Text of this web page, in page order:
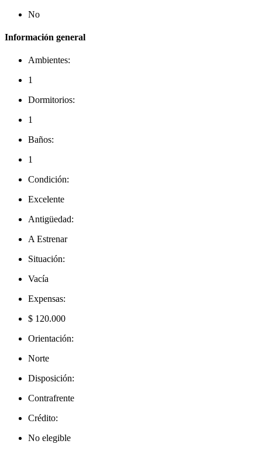
No
Información general
Ambientes:
1
Dormitorios:
1
Baños:
1
Condición:
Excelente
Antigüedad:
A Estrenar
Situación:
Vacía
Expensas:
$ 120.000
Orientación:
Norte
Disposición:
Contrafrente
Crédito:
No elegible